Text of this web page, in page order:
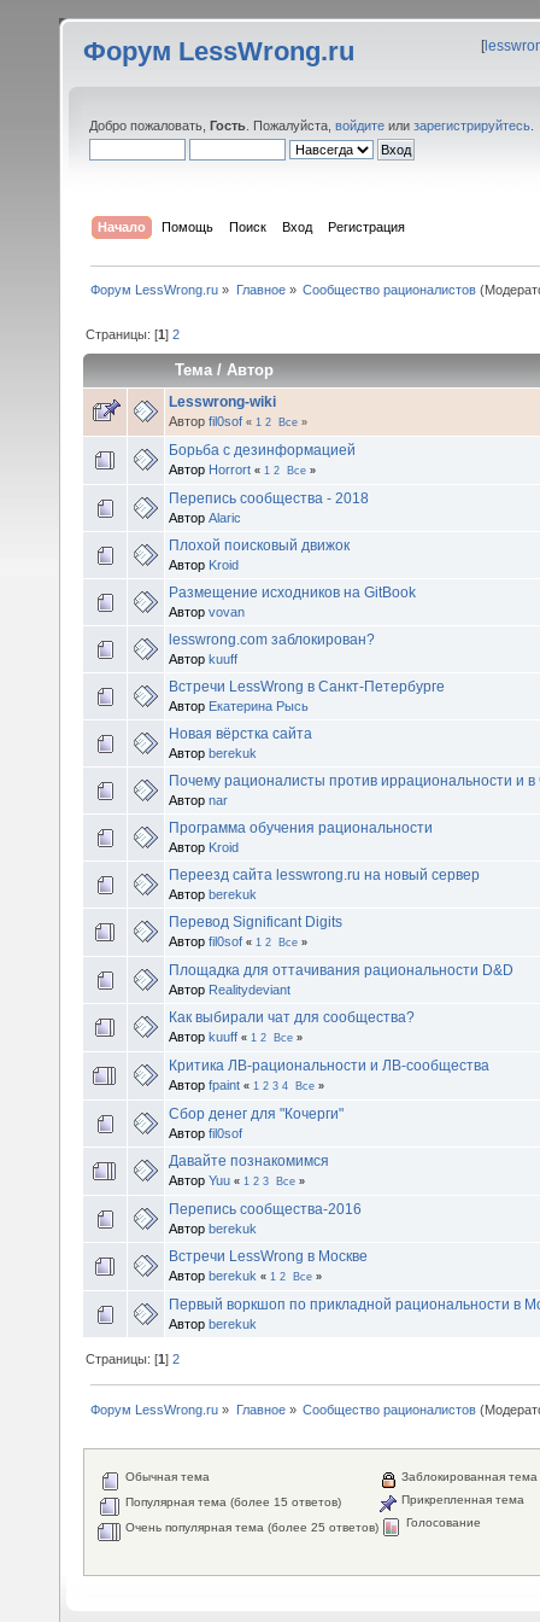
Форум LessWrong.ru [
Добро пожаловать, Гость . Пожалуйста, войдите или зарегистрируйтесь
Начало Помощь Поиск Вход Регистрация
Форум LessWrong.ru » Главное» Сообщество рационалистов
Страницы: [1]2
Тема /Автор
Lesswrong-wiki
Автор fil0sof « 1 2 Все »
Борьба с дезинформацией
Автор Horrort « 1 2 Все »
Перепись сообщества - 2018
Автор Alaric
Плохой поисковый движок
Автор Kroid
Размещение исходников на GitBook
Автор vovan
lesswrong.com заблокирован?
Автор kuuff
Встречи LessWrong в Санкт-Петербурге
Автор Екатерина Рысь
Новая вёрстка сайта
Автор berekuk
Почему рационалисты против иррациональности и в
Автор nar
Программа обучения рациональности
Автор Kroid
Переезд сайта lesswrong.ru на новый сервер
Автор berekuk
Перевод Significant Digits
Автор fil0sof « 1 2 Все »
Площадка для оттачивания рациональности D&D
Автор Realitydeviant
Как выбирали чат для сообщества?
Автор kuuff « 1 2 Все »
Критика ЛВ-рациональности и ЛВ-сообщества
Автор fpaint « 1 2 3 4 Все »
Сбор денег для "Кочерги"
Автор fil0sof
Давайте познакомимся
Автор Yuu « 1 2 3 Все »
Перепись сообщества-2016
Автор berekuk
Встречи LessWrong в Москве
Автор berekuk « 1 2 Все »
Первый воркшоп по прикладной рациональности в
Автор berekuk
Страницы: [1]2
Форум LessWrong.ru » Главное» Сообщество рационалистов
Обычная тема
Популярная тема (более 15 ответов)
Очень популярная тема (более 25 ответов)
Заблокированная тема
Прикрепленная тема
Голосование